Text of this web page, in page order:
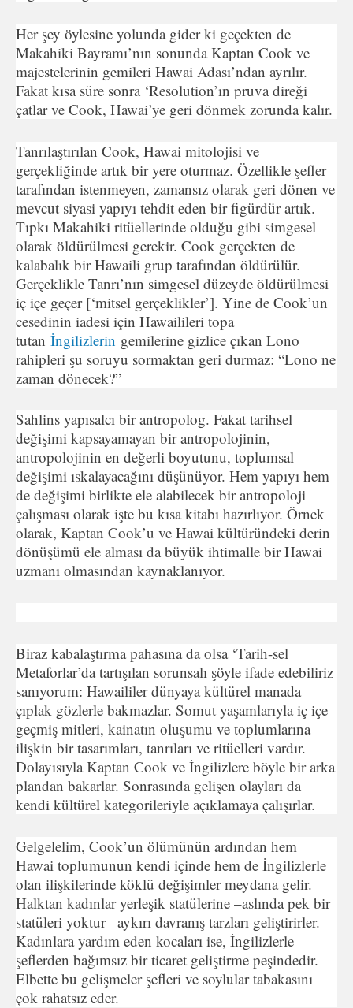
Her şey öylesine yolunda gider ki geçekten de
Makahiki Bayramı’nın sonunda Kaptan Cook ve
majestelerinin gemileri Hawai Adası’ndan ayrılır.
Fakat kısa süre sonra ‘Resolution’ın pruva direği
çatlar ve Cook, Hawai’ye geri dönmek zorunda kalır.
Tanrılaştırılan Cook, Hawai mitolojisi ve
gerçekliğinde artık bir yere oturmaz. Özellikle şefler
tarafından istenmeyen, zamansız olarak geri dönen ve
mevcut siyasi yapıyı tehdit eden bir figürdür artık.
Tıpkı Makahiki ritüellerinde olduğu gibi simgesel
olarak öldürülmesi gerekir. Cook gerçekten de
kalabalık bir Hawaili grup tarafından öldürülür.
Gerçeklikle Tanrı’nın simgesel düzeyde öldürülmesi
iç içe geçer [‘mitsel gerçeklikler’]. Yine de Cook’un
cesedinin iadesi için Hawailileri topa
tutan İngilizlerin gemilerine gizlice çıkan Lono
rahipleri şu soruyu sormaktan geri durmaz: “Lono ne
zaman dönecek?”
Sahlins yapısalcı bir antropolog. Fakat tarihsel
değişimi kapsayamayan bir antropolojinin,
antropolojinin en değerli boyutunu, toplumsal
değişimi ıskalayacağını düşünüyor. Hem yapıyı hem
de değişimi birlikte ele alabilecek bir antropoloji
çalışması olarak işte bu kısa kitabı hazırlıyor. Örnek
olarak, Kaptan Cook’u ve Hawai kültüründeki derin
dönüşümü ele alması da büyük ihtimalle bir Hawai
uzmanı olmasından kaynaklanıyor.
Biraz kabalaştırma pahasına da olsa ‘Tarih-sel
Metaforlar’da tartışılan sorunsalı şöyle ifade edebiliriz
sanıyorum: Hawaililer dünyaya kültürel manada
çıplak gözlerle bakmazlar. Somut yaşamlarıyla iç içe
geçmiş mitleri, kainatın oluşumu ve toplumlarına
ilişkin bir tasarımları, tanrıları ve ritüelleri vardır.
Dolayısıyla Kaptan Cook ve İngilizlere böyle bir arka
plandan bakarlar. Sonrasında gelişen olayları da
kendi kültürel kategorileriyle açıklamaya çalışırlar.
Gelgelelim, Cook’un ölümünün ardından hem
Hawai toplumunun kendi içinde hem de İngilizlerle
olan ilişkilerinde köklü değişimler meydana gelir.
Halktan kadınlar yerleşik statülerine –aslında pek bir
statüleri yoktur– aykırı davranış tarzları geliştirirler.
Kadınlara yardım eden kocaları ise, İngilizlerle
şeflerden bağımsız bir ticaret geliştirme peşindedir.
Elbette bu gelişmeler şefleri ve soylular tabakasını
çok rahatsız eder.